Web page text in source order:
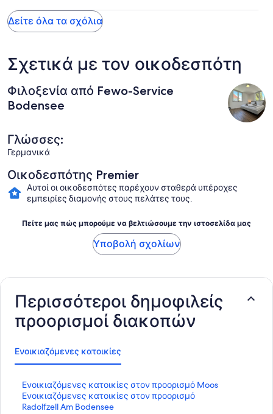
Δείτε όλα τα σχόλια
Σχετικά με τον οικοδεσπότη
Φιλοξενία από Fewo-Service
Bodensee
Γλώσσες:
Γερμανικά
Οικοδεσπότης Premier
Αυτοί οι οικοδεσπότες παρέχουν σταθερά υπέροχες
εμπειρίες διαμονής στους πελάτες τους.
Πείτε μας πώς μπορούμε να βελτιώσουμε την ιστοσελίδα μας
Υποβολή σχολίων
Περισσότεροι δημοφιλείς
προορισμοί διακοπών
Ενοικιαζόμενες κατοικίες
Ενοικιαζόμενες κατοικίες στον προορισμό Moos
Σ
τ
ά
Ενοικιαζόμενες κατοικίες στον προορισμό
Radolfzell Am Bodensee
Σ
τ